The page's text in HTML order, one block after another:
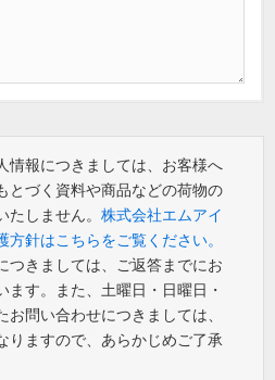
情報につきましては、お客様へ
とづく資料や商品などの荷物の
しません。 株式会社エムアイ
針はこちらをご覧ください。
つきましては、ご返答までにお
ます。また、土曜日・日曜日・
問い合わせにつきましては、
りますので、あらかじめご了承